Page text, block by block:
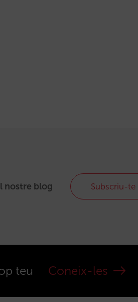
nostre blog Subscriu-te
teu Coneix-les